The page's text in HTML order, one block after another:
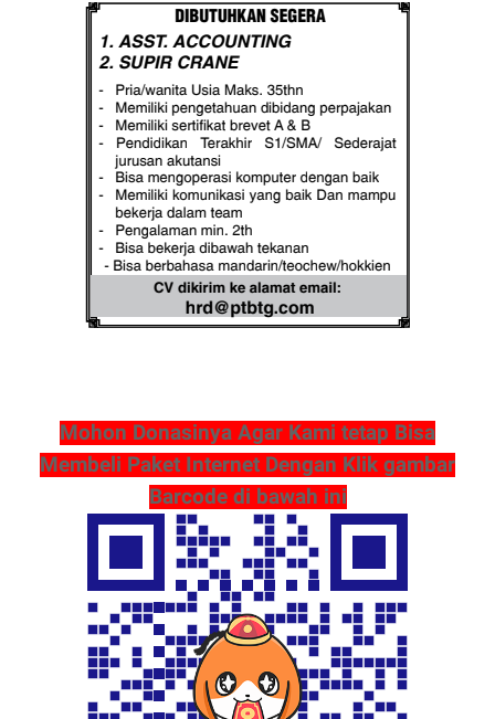
Mohon Donasinya Agar Kami tetap Bisa
Membeli Paket Internet Dengan Klik gambar
Barcode di bawah ini